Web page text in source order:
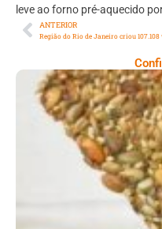
leve ao forno pré-aquecido
ANTERIOR
Comer Bem: